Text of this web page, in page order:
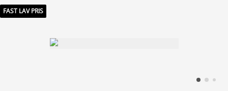
FAST LAV PRIS